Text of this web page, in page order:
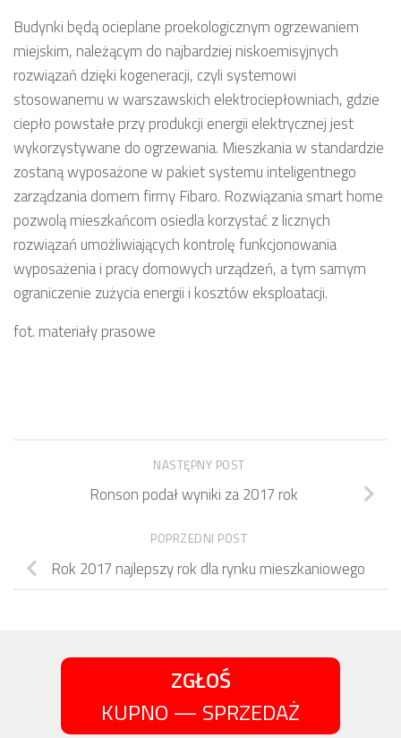
Budynki będą ocieplane proekologicznym ogrzewaniem
miejskim, należącym do najbardziej niskoemisyjnych
rozwiązań dzięki kogeneracji, czyli systemowi
stosowanemu w warszawskich elektrociepłowniach, gdzie
ciepło powstałe przy produkcji energii elektrycznej jest
wykorzystywane do ogrzewania. Mieszkania w standardzie
zostaną wyposażone w pakiet systemu inteligentnego
zarządzania domem firmy Fibaro. Rozwiązania smart home
pozwolą mieszkańcom osiedla korzystać z licznych
rozwiązań umożliwiających kontrolę funkcjonowania
wyposażenia i pracy domowych urządzeń, a tym samym
ograniczenie zużycia energii i kosztów eksploatacji.
fot. materiały prasowe
NASTĘPNY POST
Ronson podał wyniki za 2017 rok
POPRZEDNI POST
Rok 2017 najlepszy rok dla rynku mieszkaniowego
ZGŁOŚ
KUPNO — SPRZEDAŻ